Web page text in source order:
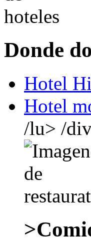
Donde
Hotel
Hotel
/lu> /